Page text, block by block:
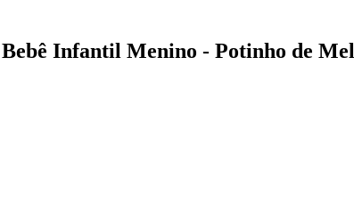
Infantil Menino - Potinho de Mel